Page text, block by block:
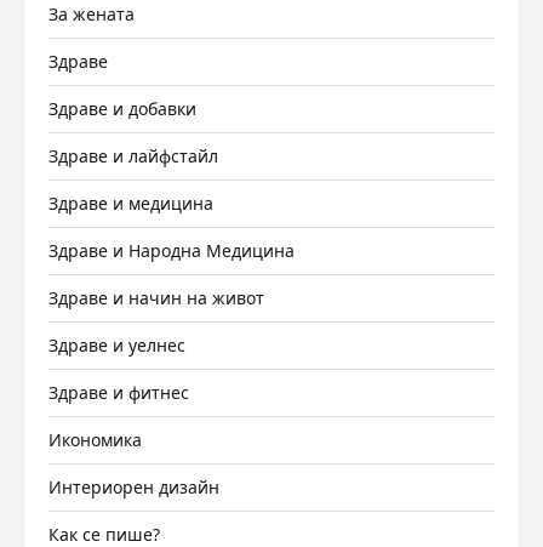
За жената
Здраве
Здраве и добавки
Здраве и лайфстайл
Здраве и медицина
Здраве и Народна Медицина
Здраве и начин на живот
Здраве и уелнес
Здраве и фитнес
Икономика
Интериорен дизайн
Как се пише?